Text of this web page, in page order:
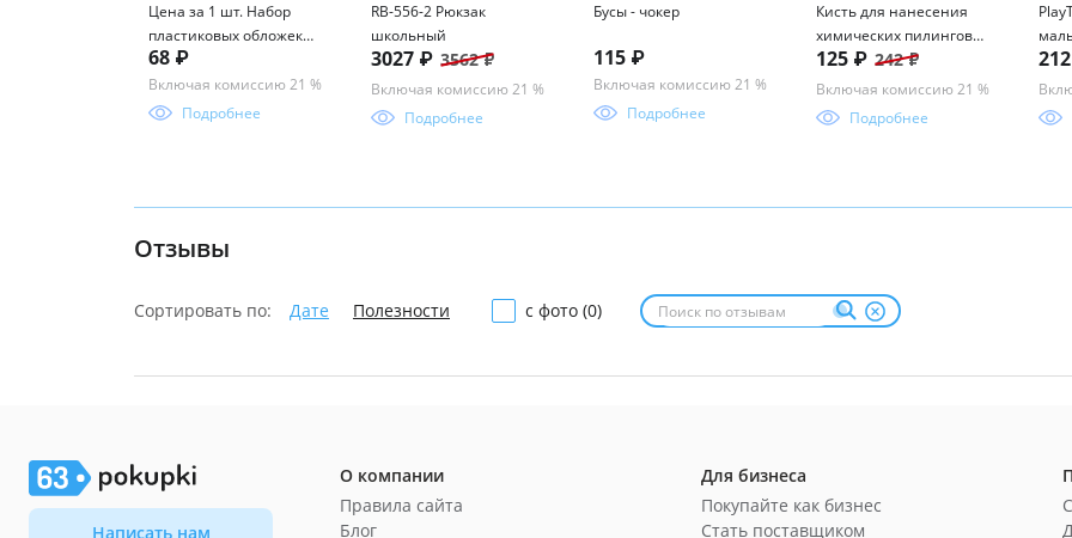
Цена за 1 шт. Набор
пластиковых обложек
ErichKrause Fizzy Clear,
для тетрадей и
дневников, 212х347мм,
68 ₽
Включая комиссию 21 %
Подробнее
RB-556-2 Рюкзак
школьный
3027 ₽ 3562 ₽
Включая комиссию 21 %
Подробнее
Бусы - чокер
115 ₽
Включая комиссию 21 %
Подробнее
Кисть для нанесения
химических пилингов
веерная косметическая
125 ₽ 242 ₽
Включая комиссию 21 %
Подробнее
Отзывы
Сортировать по: Дате Полезности с фото (0)
Написать нам
О компании
Правила сайта
Блог
Для бизнеса
Покупайте как бизнес
Стать поставщиком